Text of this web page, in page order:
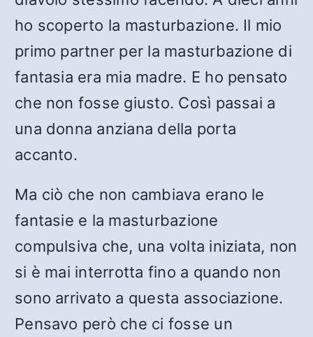
ho scoperto la masturbazione. Il mio
primo partner per la masturbazione di
fantasia era mia madre. E ho pensato
che non fosse giusto. Così passai a
una donna anziana della porta
accanto.
Ma ciò che non cambiava erano le
fantasie e la masturbazione
compulsiva che, una volta iniziata, non
si è mai interrotta fino a quando non
sono arrivato a questa associazione.
Pensavo però che ci fosse un